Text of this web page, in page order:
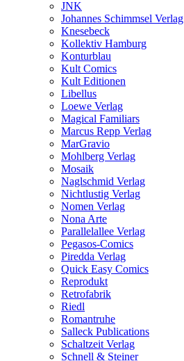
JNK
Johannes Schimmsel Verlag
Knesebeck
Kollektiv Hamburg
Konturblau
Kult Comics
Kult Editionen
Libellus
Loewe Verlag
Magical Familiars
Marcus Repp Verlag
MarGravio
Mohlberg Verlag
Mosaik
Naglschmid Verlag
Nichtlustig Verlag
Nomen Verlag
Nona Arte
Parallelallee Verlag
Pegasos-Comics
Piredda Verlag
Quick Easy Comics
Reprodukt
Retrofabrik
Riedl
Romantruhe
Salleck Publications
Schaltzeit Verlag
Schnell & Steiner